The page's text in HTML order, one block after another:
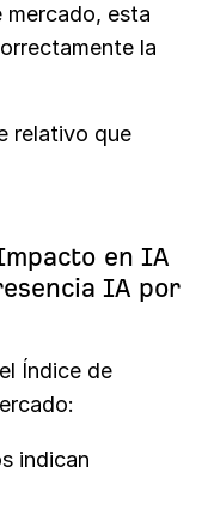
mercado, esta
la
relativo que
en IA
IA por
Índice de
indican